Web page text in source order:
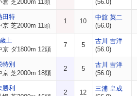
倉 芝2000m 11頭
(56.0)
田特
京 芝2000m 11頭
1 10
中舘 英二
(56.0)
上
京 ダ1800m 12頭
7 5
古川 吉洋
(56.0)
特別
京 芝2000m 18頭
2 5
古川 吉洋
(56.0)
勝利
2 12
三浦 皇成